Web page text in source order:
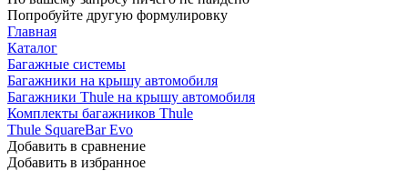
Попробуйте другую формулировку
Главная
Каталог
Багажные системы
Багажники на крышу автомобиля
Багажники Thule на крышу автомобиля
Комплекты багажников Thule
Thule SquareBar Evo
Добавить в сравнение
Добавить в избранное